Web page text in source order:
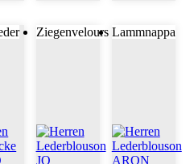
Ziegenvelours Lammnappa